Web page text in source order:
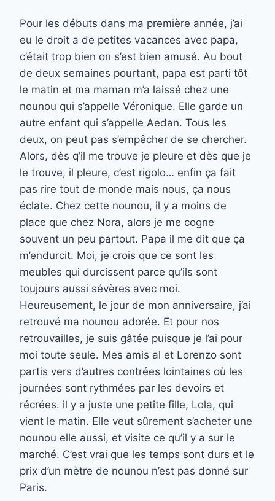
Pour les débuts dans ma première année, j’ai
eu le droit a de petites vacances avec papa,
c’était trop bien on s’est bien amusé. Au bout
de deux semaines pourtant, papa est parti tôt
le matin et ma maman m’a laissé chez une
nounou qui s’appelle Véronique. Elle garde un
autre enfant qui s’appelle Aedan. Tous les
deux, on peut pas s’empêcher de se chercher.
Alors, dès q’il me trouve je pleure et dès que je
le trouve, il pleure, c’est rigolo… enfin ça fait
pas rire tout de monde mais nous, ça nous
éclate. Chez cette nounou, il y a moins de
place que chez Nora, alors je me cogne
souvent un peu partout. Papa il me dit que ça
m’endurcit. Moi, je crois que ce sont les
meubles qui durcissent parce qu’ils sont
toujours aussi sévères avec moi.
Heureusement, le jour de mon anniversaire, j’ai
retrouvé ma nounou adorée. Et pour nos
retrouvailles, je suis gâtée puisque je l’ai pour
moi toute seule. Mes amis al et Lorenzo sont
partis vers d’autres contrées lointaines où les
journées sont rythmées par les devoirs et
récrées. il y a juste une petite fille, Lola, qui
vient le matin. Elle veut sûrement s’acheter une
nounou elle aussi, et visite ce qu’il y a sur le
marché. C’est vrai que les temps sont durs et le
prix d’un mètre de nounou n’est pas donné sur
Paris.